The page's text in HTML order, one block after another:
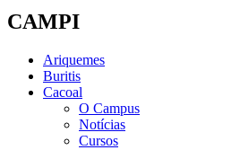
CAMPI
Ariquemes
Buritis
Cacoal
O Campus
Notícias
Cursos